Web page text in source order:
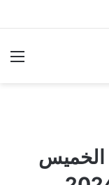
الخميس